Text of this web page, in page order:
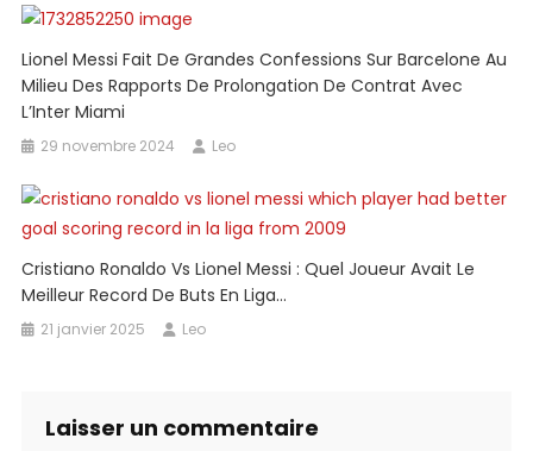
Lionel Messi Fait De Grandes Confessions Sur Barcelone Au
Milieu Des Rapports De Prolongation De Contrat Avec
L’Inter Miami
29 novembre 2024 Leo
Cristiano Ronaldo Vs Lionel Messi : Quel Joueur Avait Le
Meilleur Record De Buts En Liga…
21 janvier 2025 Leo
Laisser un commentaire